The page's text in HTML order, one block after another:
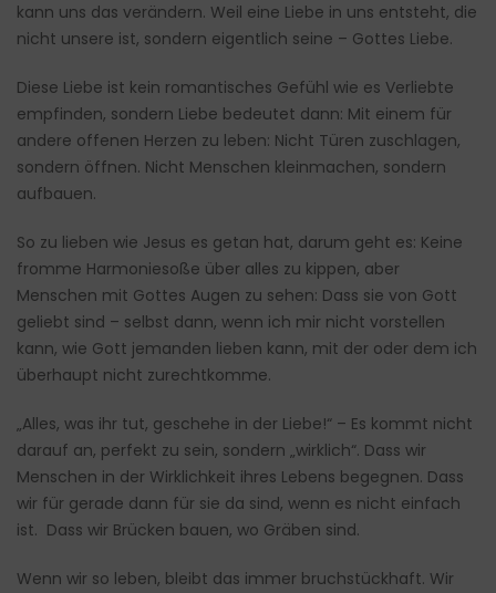
kann uns das verändern. Weil eine Liebe in uns entsteht, die
nicht unsere ist, sondern eigentlich seine – Gottes Liebe.
Diese Liebe ist kein romantisches Gefühl wie es Verliebte
empfinden, sondern Liebe bedeutet dann: Mit einem für
andere offenen Herzen zu leben: Nicht Türen zuschlagen,
sondern öffnen. Nicht Menschen kleinmachen, sondern
aufbauen.
So zu lieben wie Jesus es getan hat, darum geht es: Keine
fromme Harmoniesoße über alles zu kippen, aber
Menschen mit Gottes Augen zu sehen: Dass sie von Gott
geliebt sind – selbst dann, wenn ich mir nicht vorstellen
kann, wie Gott jemanden lieben kann, mit der oder dem ich
überhaupt nicht zurechtkomme.
„Alles, was ihr tut, geschehe in der Liebe!“ – Es kommt nicht
darauf an, perfekt zu sein, sondern „wirklich“. Dass wir
Menschen in der Wirklichkeit ihres Lebens begegnen. Dass
wir für gerade dann für sie da sind, wenn es nicht einfach
ist. Dass wir Brücken bauen, wo Gräben sind.
Wenn wir so leben, bleibt das immer bruchstückhaft. Wir